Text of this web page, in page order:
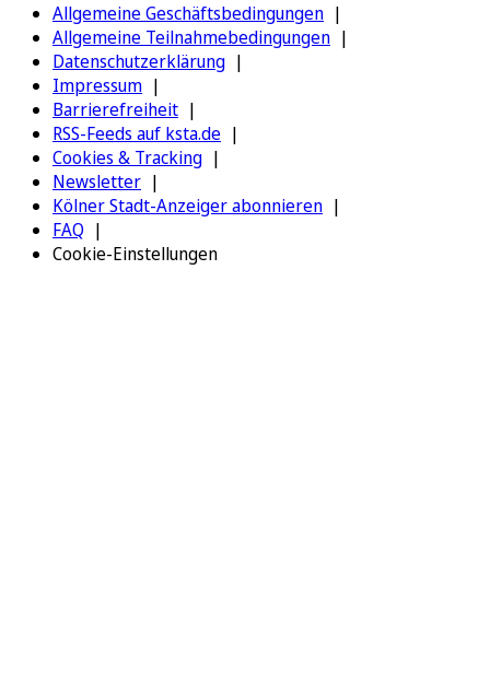
Allgemeine Geschäftsbedingungen
Allgemeine Teilnahmebedingungen
Datenschutzerklärung
Impressum
Barrierefreiheit
RSS-Feeds auf ksta.de
Cookies & Tracking
Newsletter
Kölner Stadt-Anzeiger abonnieren
FAQ
Cookie-Einstellungen